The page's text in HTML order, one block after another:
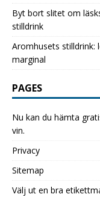
Byt bort slitet om
stilldrink
Aromhusets stilldrink:
marginal
PAGES
Nu kan du hämta
vin.
Privacy
Sitemap
Välj ut en bra